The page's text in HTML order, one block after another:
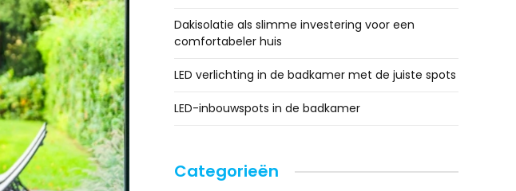
Dakisolatie als slimme investering voor een
comfortabeler huis
LED verlichting in de badkamer met de juiste spots
LED-inbouwspots in de badkamer
Categorieën